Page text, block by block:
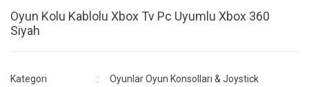
Oyun Kolu Kablolu Xbox Tv Pc Uyumlu Xbox 360
Siyah
Kategori
Oyunlar Oyun Konsolları & Joystick